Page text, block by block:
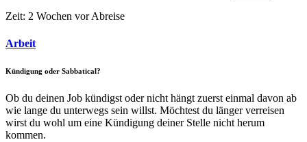
Zeit: 2 Wochen vor Abreise
Arbeit
Kündigung oder Sabbatical?
Ob du deinen Job kündigst oder nicht hängt zuerst einmal davon ab
wie lange du unterwegs sein willst. Möchtest du länger verreisen
wirst du wohl um eine Kündigung deiner Stelle nicht herum
kommen.